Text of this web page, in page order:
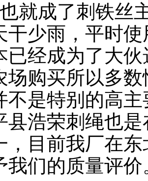
成了刺铁丝
干少雨，平时
已经成为了大
场购买所以多
不是特别的高
县浩荣刺绳也
，目前我厂在
我们的质量评价